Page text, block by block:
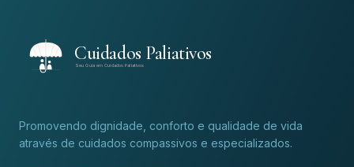
Cuidados Paliativos
Seu Guia em Cuidados Paliativos
Promovendo dignidade, conforto e qualidade de vida
através de cuidados compassivos e especializados.